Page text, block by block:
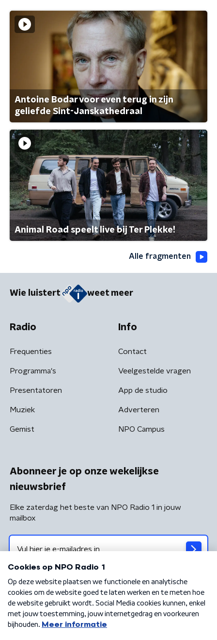
Antoine Bodar voor even terug in zijn
geliefde Sint-Janskathedraal
Animal Road speelt live bij Ter Plekke!
Alle fragmenten
Wie luistert weet meer
Radio
Frequenties
Programma's
Presentatoren
Muziek
Gemist
Info
Contact
Veelgestelde vragen
App de studio
Adverteren
NPO Campus
Abonneer je op onze wekelijkse
nieuwsbrief
Elke zaterdag het beste van NPO Radio 1 in jouw
mailbox
Algemene voorwaarden